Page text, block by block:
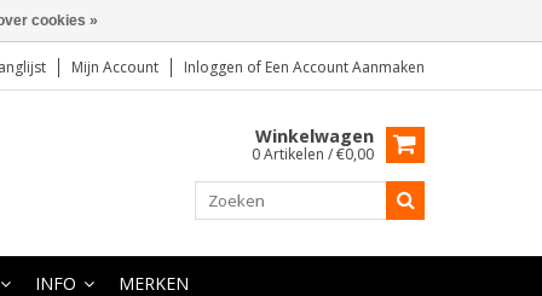
Mijn Account Inloggen of Een Account Aanmaken
Winkelwagen
0 Artikelen / €0,00
INFO MERKEN
cookies »